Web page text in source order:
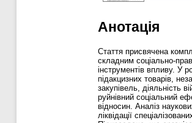
Анотація
Стаття присвячена
складним соціально-
інструментів впливу. У
підакцизних товарів,
закупівель, діяльність
руйнівний соціальний
відносин. Аналіз
ліквідації